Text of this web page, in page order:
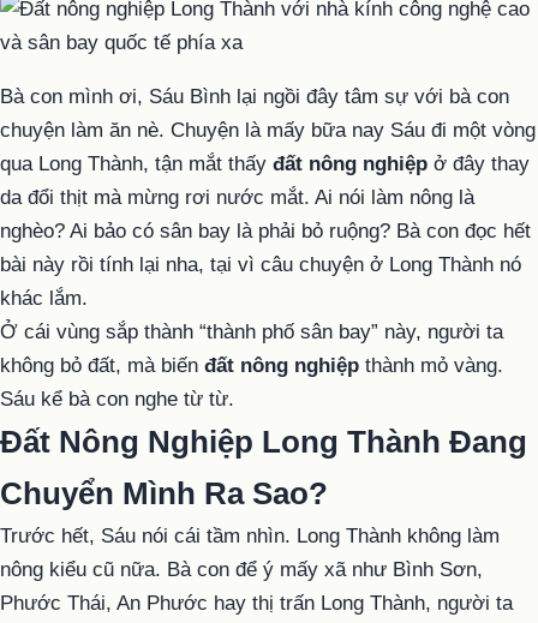
Bà con mình ơi, Sáu Bình lại ngồi đây tâm sự với bà con
chuyện làm ăn nè. Chuyện là mấy bữa nay Sáu đi một vòng
qua Long Thành, tận mắt thấy đất nông nghiệp ở đây thay
da đổi thịt mà mừng rơi nước mắt. Ai nói làm nông là
nghèo? Ai bảo có sân bay là phải bỏ ruộng? Bà con đọc hết
bài này rồi tính lại nha, tại vì câu chuyện ở Long Thành nó
khác lắm.
Ở cái vùng sắp thành “thành phố sân bay” này, người ta
không bỏ đất, mà biến đất nông nghiệp thành mỏ vàng.
Sáu kể bà con nghe từ từ.
Đất Nông Nghiệp Long Thành Đang
Chuyển Mình Ra Sao?
Trước hết, Sáu nói cái tầm nhìn. Long Thành không làm
nông kiểu cũ nữa. Bà con để ý mấy xã như Bình Sơn,
Phước Thái, An Phước hay thị trấn Long Thành, người ta